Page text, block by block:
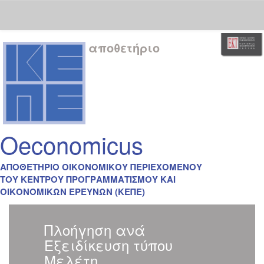
Skip
navigation
αποθετήριο
Oeconomicus
ΑΠΟΘΕΤΗΡΙΟ ΟΙΚΟΝΟΜΙΚΟΥ ΠΕΡΙΕΧΟΜΕΝΟΥ
ΤΟΥ ΚΕΝΤΡΟΥ ΠΡΟΓΡΑΜΜΑΤΙΣΜΟΥ ΚΑΙ
ΟΙΚΟΝΟΜΙΚΩΝ ΕΡΕΥΝΩΝ (ΚΕΠΕ)
Πλοήγηση ανά
Εξειδίκευση τύπου